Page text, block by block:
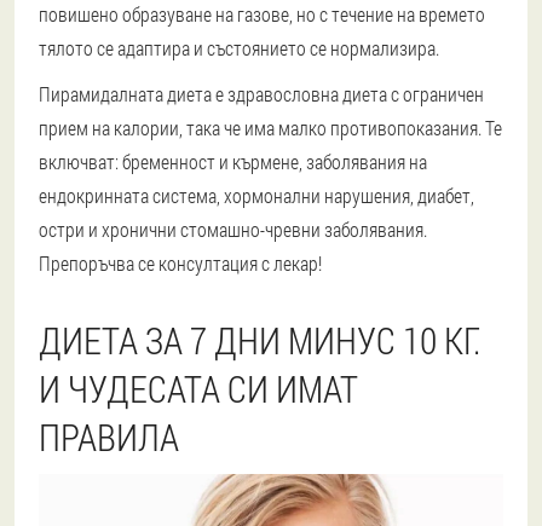
повишено образуване на газове, но с течение на времето
тялото се адаптира и състоянието се нормализира.
Пирамидалната диета е здравословна диета с ограничен
прием на калории, така че има малко противопоказания. Те
включват: бременност и кърмене, заболявания на
ендокринната система, хормонални нарушения, диабет,
остри и хронични стомашно-чревни заболявания.
Препоръчва се консултация с лекар!
ДИЕТА ЗА 7 ДНИ МИНУС 10 КГ.
И ЧУДЕСАТА СИ ИМАТ
ПРАВИЛА